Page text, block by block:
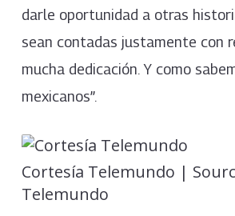
darle oportunidad a otras
sean contadas justamente con
mucha dedicación. Y como
mexicanos”.
Cortesía Telemundo |
Telemundo